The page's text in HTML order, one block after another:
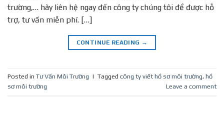
trường,… hãy liên hệ ngay đến công ty chúng tôi để được hỗ
trợ, tư vấn miễn phí. […]
CONTINUE READING →
Posted in Tư Vấn Môi Trường | Tagged công ty viết hồ sơ môi trường, hồ
sơ môi trường
Leave a comment